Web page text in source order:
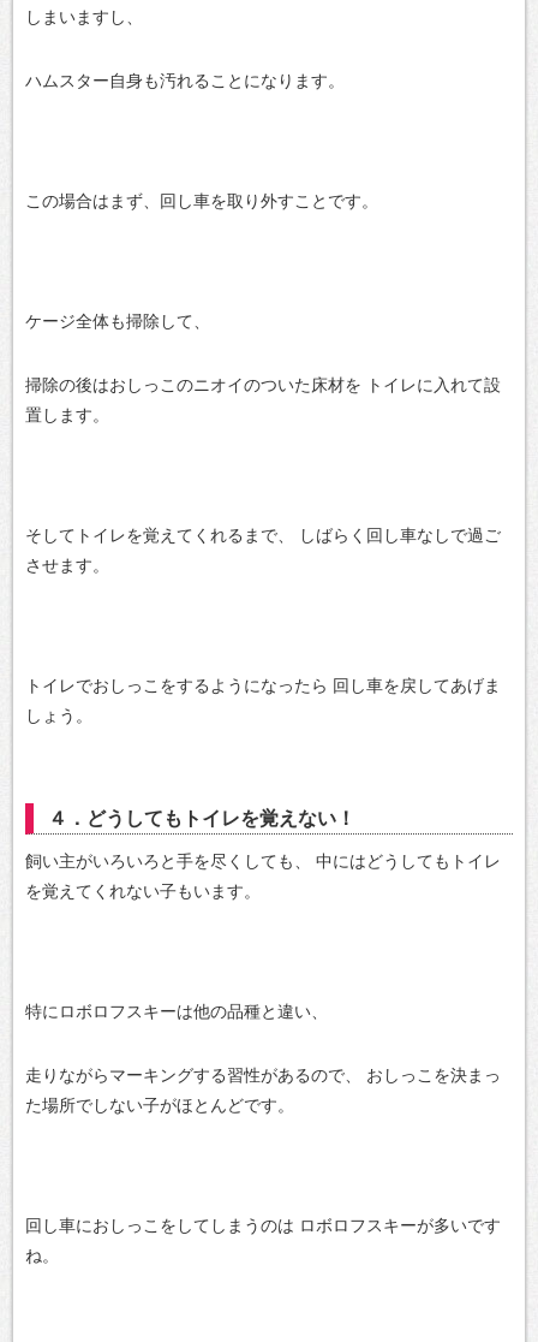
しまいますし、
ハムスター自身も汚れることになります。
この場合はまず、回し車を取り外すことです。
ケージ全体も掃除して、
掃除の後はおしっこのニオイのついた床材を トイレに入れて設
置します。
そしてトイレを覚えてくれるまで、
しばらく回し車なしで過ご
させます。
トイレでおしっこをするようになったら 回し車を戻してあげま
しょう。
４．どうしてもトイレを覚えない！
飼い主がいろいろと手を尽くしても、
中にはどうしてもトイレ
を覚えてくれない子もいます。
特にロボロフスキーは他の品種と違い、
走りながらマーキングする習性があるので、
おしっこを決まっ
た場所でしない子がほとんどです。
回し車におしっこをしてしまうのは ロボロフスキーが多いです
ね。